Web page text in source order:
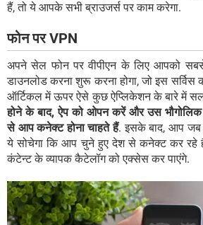
हैं, तो ये आपके सभी ब्राउजर्स पर काम करेगा.
फोन पर VPN
अपने सेल फोन पर वीपीएन के लिए आपको
डाउनलोड करना शुरू करना होगा, जो इस
ऑर्टिकल में ऊपर ऐसे कुछ ऐप्लिकेशन के बारे में
होने के बाद, ऐप को ओपन करें और उस
से आप कनेक्ट होना चाहते हैं. इसके बाद, आप
ये सोचेगा कि आप चुने हुए देश से कनेक्ट कर
कंटेन्ट के व्यापक कैटेलॉग को एक्सेस कर पाएंगे.